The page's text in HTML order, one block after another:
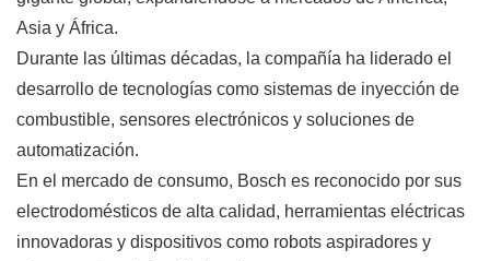
Asia y África.
Durante las últimas décadas, la compañía ha liderado el
desarrollo de tecnologías como sistemas de inyección de
combustible, sensores electrónicos y soluciones de
automatización.
En el mercado de consumo, Bosch es reconocido por sus
electrodomésticos de alta calidad, herramientas eléctricas
innovadoras y dispositivos como robots aspiradores y